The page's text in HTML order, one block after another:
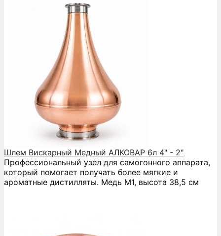
Шлем Вискарный Медный АЛКОВАР 6л 4" - 2"
Профессиональный узел для самогонного аппарата,
который помогает получать более мягкие и
ароматные дистилляты. Медь М1, высота 38,5 см